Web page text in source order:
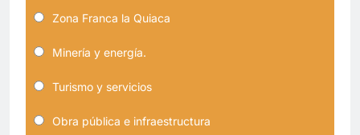
Zona Franca la Quiaca
Minería y energía.
Turismo y servicios
Obra pública e infraestructura